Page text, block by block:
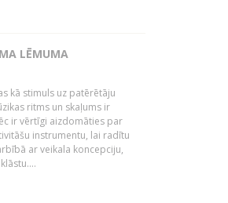
LĒMUMA
kā stimuls uz patērētāju
ritms un skaļums ir
ir vērtīgi aizdomāties par
instrumentu, lai radītu
ar veikala koncepciju,